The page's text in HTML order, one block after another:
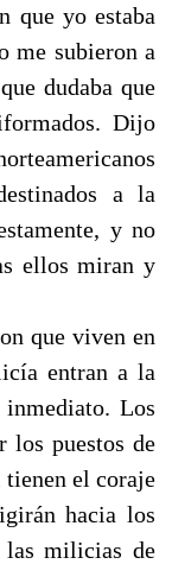
que yo estaba
me subieron a
dudaba que
Dijo
a la
y no
ellos miran y
que viven en
entran a la
Los
los puestos de
el coraje
hacia los
las milicias de